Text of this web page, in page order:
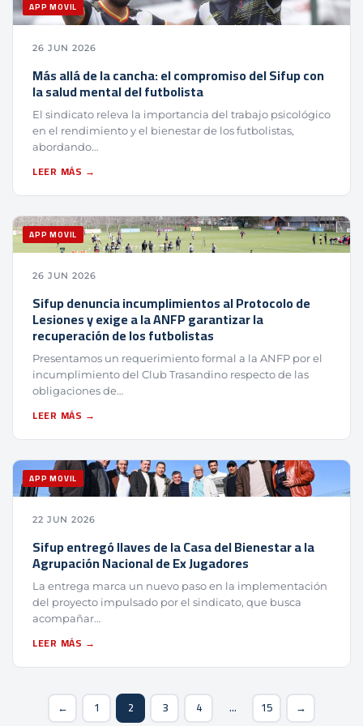
APP MOVIL
26 JUN 2026
Más allá de la cancha: el compromiso del Sifup con
la salud mental del futbolista
El sindicato releva la importancia del trabajo psicológico
en el rendimiento y el bienestar de los futbolistas,
abordando…
LEER MÁS →
APP MOVIL
26 JUN 2026
Sifup denuncia incumplimientos al Protocolo de
Lesiones y exige a la ANFP garantizar la
recuperación de los futbolistas
Presentamos un requerimiento formal a la ANFP por el
incumplimiento del Club Trasandino respecto de las
obligaciones de…
LEER MÁS →
APP MOVIL
22 JUN 2026
Sifup entregó llaves de la Casa del Bienestar a la
Agrupación Nacional de Ex Jugadores
La entrega marca un nuevo paso en la implementación
del proyecto impulsado por el sindicato, que busca
acompañar…
LEER MÁS →
← 1 2 3 4 … 15 →